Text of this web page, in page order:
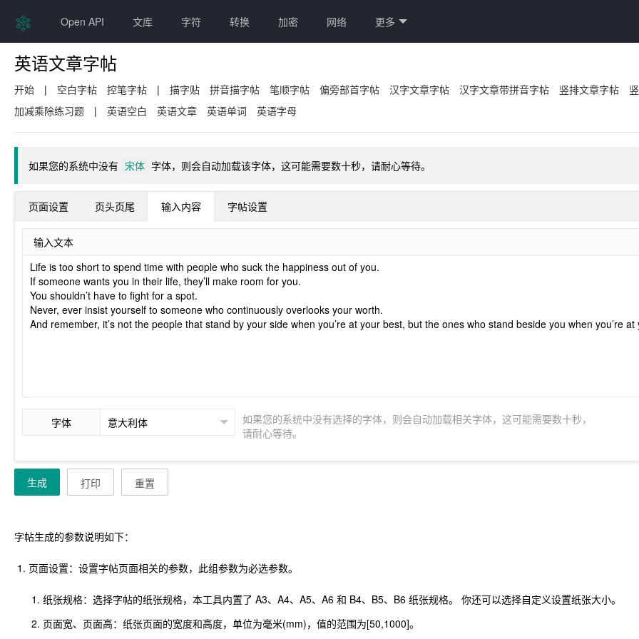
Open API 文库 字符 转换 加密 网络 更多
英语文章字帖
开始 | 空白字帖 控笔字帖 | 描字贴 拼音描字帖 笔顺字帖 偏旁部首字帖 汉字文章字帖 汉字文章带拼音字帖 竖排文章字帖
加减乘除练习题
| 英语空白 英语文章 英语单词 英语字母
如果您的系统中没有 宋体 字体，则会自动加载该字体，这可能需要数十秒，请耐心等待。
页面设置 页头页尾 输入内容 字帖设置
输入文本
字体
如果您的系统中没有选择的字体，则会自动加载相关字体，这可能需要数十秒，
请耐心等待。
生成 打印 重置
字帖生成的参数说明如下：
页面设置：设置字帖页面相关的参数，此组参数为必选参数。
纸张规格：选择字帖的纸张规格，本工具内置了 A3、A4、A5、A6 和 B4、B5、B6 纸张规格。 你还可以选择自定义设置纸张大小。
页面宽、页面高：纸张页面的宽度和高度，单位为毫米(mm)，值的范围为[50,1000]。